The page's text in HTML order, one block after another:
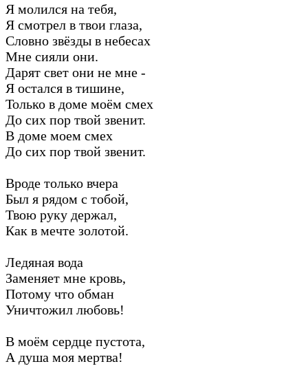
Я молился на тебя,
Я смотрел в твои глаза,
Словно звёзды в небесах
Мне сияли они.
Дарят свет они не мне -
Я остался в тишине,
Только в доме моём смех
До сих пор твой звенит.
В доме моем смех
До сих пор твой звенит.
Вроде только вчера
Был я рядом с тобой,
Твою руку держал,
Как в мечте золотой.
Ледяная вода
Заменяет мне кровь,
Потому что обман
Уничтожил любовь!
В моём сердце пустота,
А душа моя мертва!